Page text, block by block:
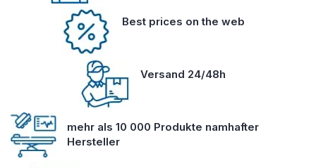
Best prices on the web
Versand 24/48h
mehr als 10 000 Produkte namhafter
Hersteller